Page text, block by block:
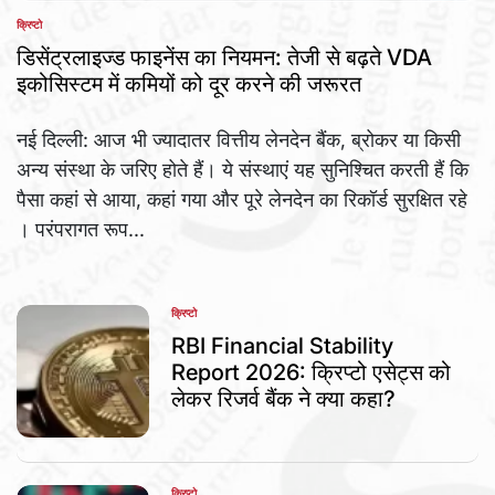
POSTED
IN
क्रिप्टो
डिसेंट्रलाइज्ड फाइनेंस का नियमन: तेजी से बढ़ते VDA
इकोसिस्टम में कमियों को दूर करने की जरूरत
नई दिल्ली: आज भी ज्यादातर वित्तीय लेनदेन बैंक, ब्रोकर या किसी
अन्य संस्था के जरिए होते हैं। ये संस्थाएं यह सुनिश्चित करती हैं कि
पैसा कहां से आया, कहां गया और पूरे लेनदेन का रिकॉर्ड सुरक्षित रहे
। परंपरागत रूप...
POSTED
IN
क्रिप्टो
RBI Financial Stability
Report 2026: क्रिप्टो एसेट्स को
लेकर रिजर्व बैंक ने क्या कहा?